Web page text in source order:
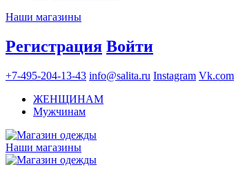
Наши магазины
Регистрация Войти
+7-495-204-13-43 info@salita.ru Instagram Vk.com
ЖЕНЩИНАМ
Мужчинам
Наши магазины